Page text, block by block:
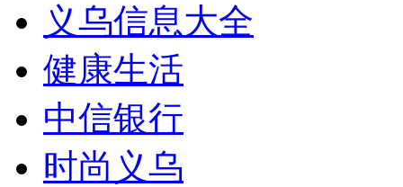
义乌信息大全
健康生活
中信银行
时尚义乌